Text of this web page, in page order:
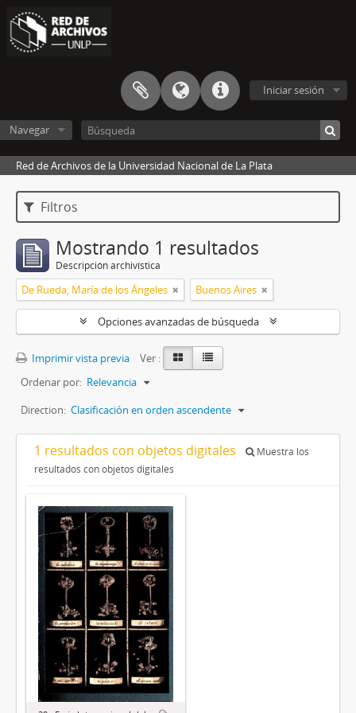
Iniciar sesión
Navegar
Red de Archivos de la Universidad Nacional de La Plata
Filtros
Mostrando 1 resultados
Descripción archivística
De Rueda, María de los Ángeles Buenos Aires
Opciones avanzadas de búsqueda
Imprimir vista previa
Ver :
Ordenar por: Relevancia
Direction: Clasificación en orden ascendente
1 resultados con objetos digitales
Muestra los
resultados con objetos digitales